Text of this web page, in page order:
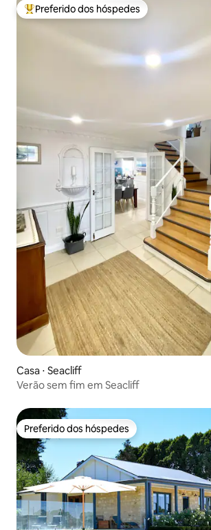
Entre os melhores preferidos dos hóspedes
Preferido dos hóspedes
Casa ⋅ Seacliff
Verão sem fim em Seacliff
Preferido dos hóspedes
Preferido dos hóspedes